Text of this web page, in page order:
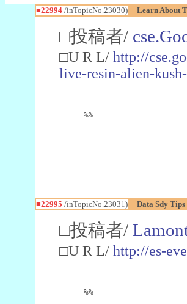
■22994/inTopicNo.23030) Learn About
□投稿者/
□U R L/ http://
live-resin-alien-
%%
■22995 /inTopicNo.23031) Data Sdy
□投稿者/
□U R L/ http://es-
%%